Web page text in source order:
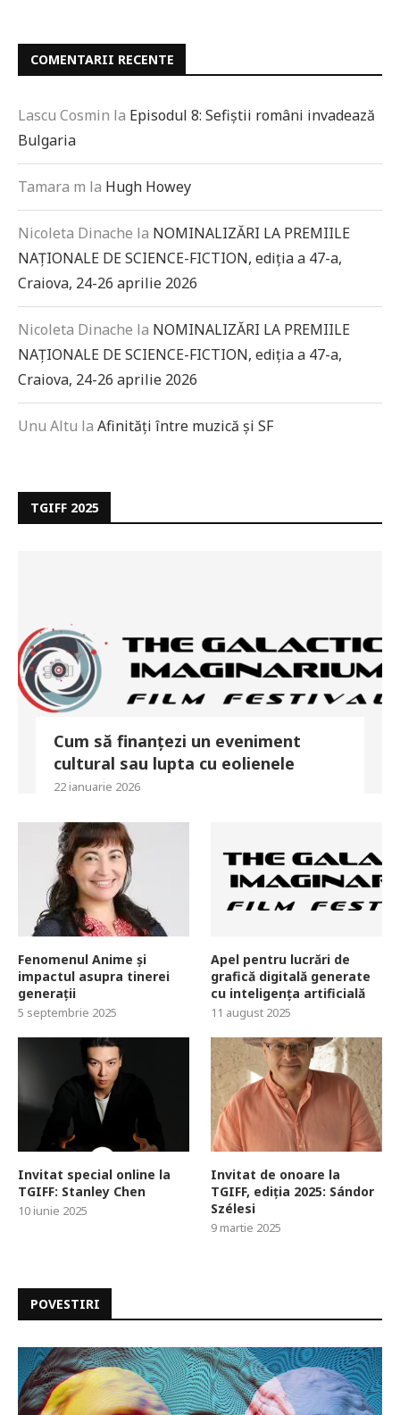
COMENTARII RECENTE
Lascu Cosmin la Episodul 8: Sefiștii români invadează
Bulgaria
Tamara m la Hugh Howey
Nicoleta Dinache la NOMINALIZĂRI LA PREMIILE
NAȚIONALE DE SCIENCE-FICTION, ediția a 47-a,
Craiova, 24-26 aprilie 2026
Nicoleta Dinache la NOMINALIZĂRI LA PREMIILE
NAȚIONALE DE SCIENCE-FICTION, ediția a 47-a,
Craiova, 24-26 aprilie 2026
Unu Altu la Afinități între muzică și SF
TGIFF 2025
Cum să finanțezi un eveniment
cultural sau lupta cu eolienele
22 ianuarie 2026
Fenomenul Anime și
impactul asupra tinerei
generații
5 septembrie 2025
Apel pentru lucrări de
grafică digitală generate
cu inteligența artificială
11 august 2025
Invitat special online la
TGIFF: Stanley Chen
10 iunie 2025
Invitat de onoare la
TGIFF, ediția 2025: Sándor
Szélesi
9 martie 2025
POVESTIRI